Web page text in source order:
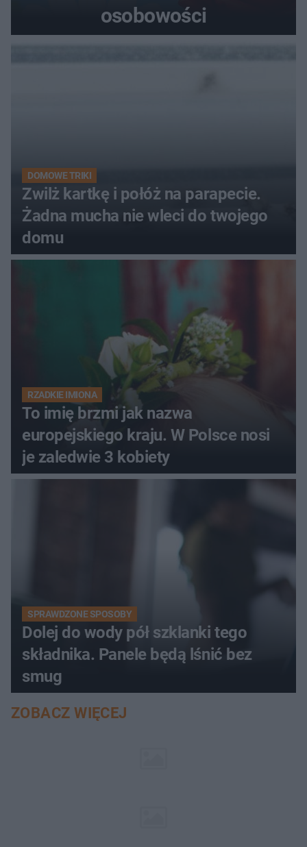
osobowości
DOMOWE TRIKI
Zwilż kartkę i połóż na parapecie.
Żadna mucha nie wleci do twojego
domu
RZADKIE IMIONA
To imię brzmi jak nazwa
europejskiego kraju. W Polsce nosi
je zaledwie 3 kobiety
SPRAWDZONE SPOSOBY
Dolej do wody pół szklanki tego
składnika. Panele będą lśnić bez
smug
ZOBACZ WIĘCEJ